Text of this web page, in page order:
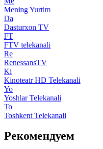
Mening Yurtim
Da
Dasturxon TV
FT
FTV telekanali
Re
RenessansTV
Ki
Kinoteatr HD Telekanali
Yo
Yoshlar Telekanali
To
Toshkent Telekanali
Рекомендуем